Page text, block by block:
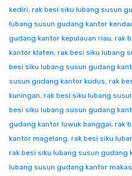
kediri, rak besi siku lubang susun
lubang susun gudang kantor
gudang kantor kepulauan riau, rak
kantor klaten, rak besi siku lubang
besi siku lubang susun gudang
susun gudang kantor kudus, rak
kuningan, rak besi siku lubang
besi siku lubang susun gudang
gudang kantor luwuk banggai, rak
kantor magelang, rak besi siku
rak besi siku lubang susun gudang
lubang susun gudang kantor